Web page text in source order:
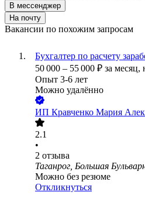
В мессенджер
На почту
Вакансии по похожим запросам
Бухгалтер по расчету
50 000 – 55 000 ₽ за месяц,
Опыт 3-6 лет
Можно удалённо
ИП Кравченко Мария
2.1
•
2 отзыва
Таганрог, Большая
Можно без резюме
Откликнуться